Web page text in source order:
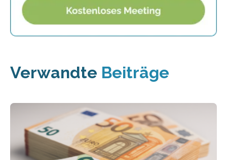
Verwandte Beiträge